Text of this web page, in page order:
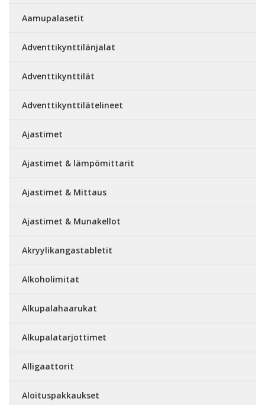
Aamupalasetit
Adventtikynttilänjalat
Adventtikynttilät
Adventtikynttilätelineet
Ajastimet
Ajastimet & lämpömittarit
Ajastimet & Mittaus
Ajastimet & Munakellot
Akryylikangastabletit
Alkoholimitat
Alkupalahaarukat
Alkupalatarjottimet
Alligaattorit
Aloituspakkaukset